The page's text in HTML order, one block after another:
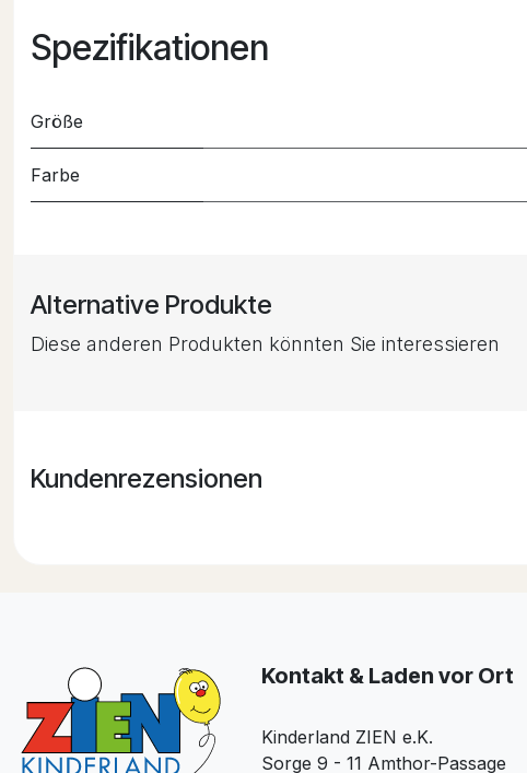
Spezifikationen
Größe
Farbe
Alternative Produkte
Diese anderen Produkten könnten Sie interessieren
Kundenrezensionen
Kontakt & Laden vor Ort
Kinderland ZIEN e.K.
Sorge 9 - 11 Amthor-Passage